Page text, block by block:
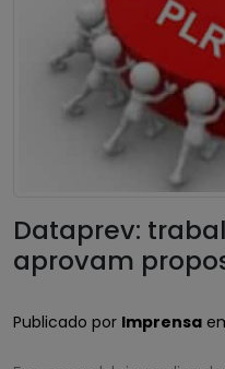
Dataprev:
aprovam
Publicado por Imprensa